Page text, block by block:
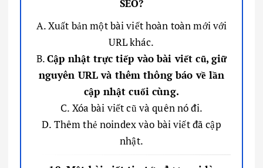
SEO?
A. Xuất bản một bài viết hoàn toàn mới với
URL khác.
B.Cập nhật trực tiếp vào bài viết cũ, giữ
nguyên URL và thêm thông báo về lần
cập nhật cuối cùng.
C. Xóa bài viết cũ và quên nó đi.
D. Thêm thẻ noindex vào bài viết đã cập
nhật.